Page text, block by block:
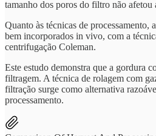
tamanho dos poros do filtro não afetou
Quanto às técnicas de
bem incorporados in vivo, com a
centrifugação Coleman.
Este estudo demonstra que a gordura
filtragem. A técnica de rolagem com
filtração surge como alternativa
processamento.